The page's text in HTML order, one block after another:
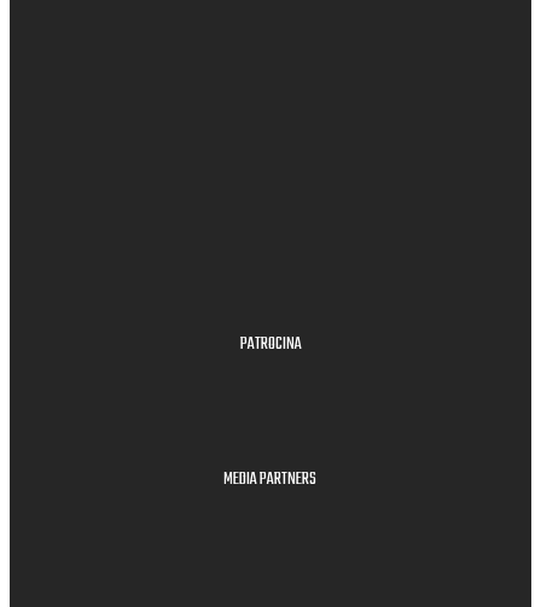
PATROCINA
MEDIA PARTNERS